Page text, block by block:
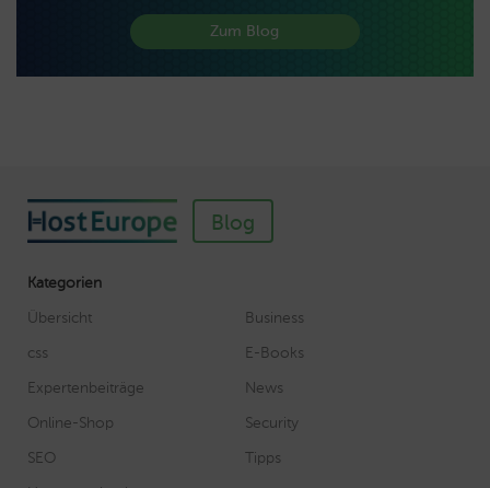
Zum Blog
Blog
Kategorien
Übersicht
Business
css
E-Books
Expertenbeiträge
News
Online-Shop
Security
SEO
Tipps